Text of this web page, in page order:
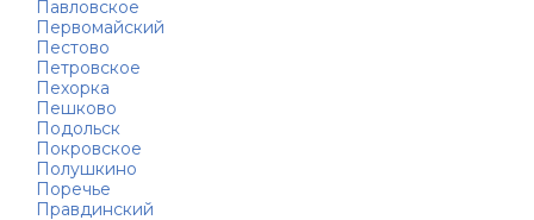
Павловское
Первомайский
Пестово
Петровское
Пехорка
Пешково
Подольск
Покровское
Полушкино
Поречье
Правдинский